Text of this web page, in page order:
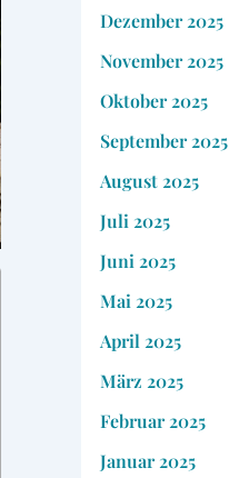
Dezember 2025
November 2025
Oktober 2025
September 2025
August 2025
Juli 2025
Juni 2025
Mai 2025
April 2025
März 2025
Februar 2025
Januar 2025